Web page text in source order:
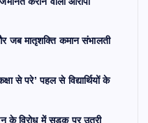
जब मातृशक्ति कमान संभालती
से परे’ पहल से विद्यार्थियों के
के विरोध में सड़क पर उतरी